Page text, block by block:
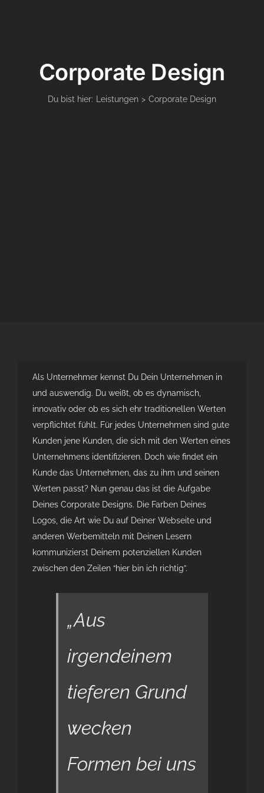
Corporate Design
Du bist hier: Leistungen Corporate Design
Als Unternehmer kennst Du Dein Unternehmen in
und auswendig. Du weißt, ob es dynamisch,
innovativ oder ob es sich ehr traditionellen Werten
verpflichtet fühlt. Für jedes Unternehmen sind gute
Kunden jene Kunden, die sich mit den Werten eines
Unternehmens identifizieren. Doch wie findet ein
Kunde das Unternehmen, das zu ihm und seinen
Werten passt? Nun genau das ist die Aufgabe
Deines Corporate Designs. Die Farben Deines
Logos, die Art wie Du auf Deiner Webseite und
anderen Werbemitteln mit Deinen Lesern
kommunizierst Deinem potenziellen Kunden
zwischen den Zeilen “hier bin ich richtig”.
„Aus
irgendeinem
tieferen Grund
wecken
Formen bei uns